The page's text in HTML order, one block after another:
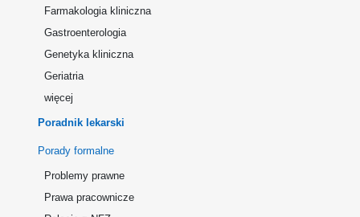
Farmakologia kliniczna
Gastroenterologia
Genetyka kliniczna
Geriatria
więcej
Poradnik lekarski
Porady formalne
Problemy prawne
Prawa pracownicze